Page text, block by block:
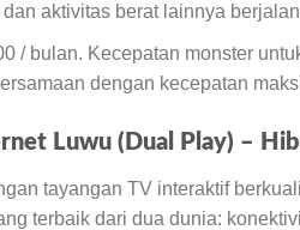
aktivitas berat lainnya
/ bulan. Kecepatan monster
dengan kecepatan
Luwu (Dual Play) –
tayangan TV interaktif
terbaik dari dua dunia: